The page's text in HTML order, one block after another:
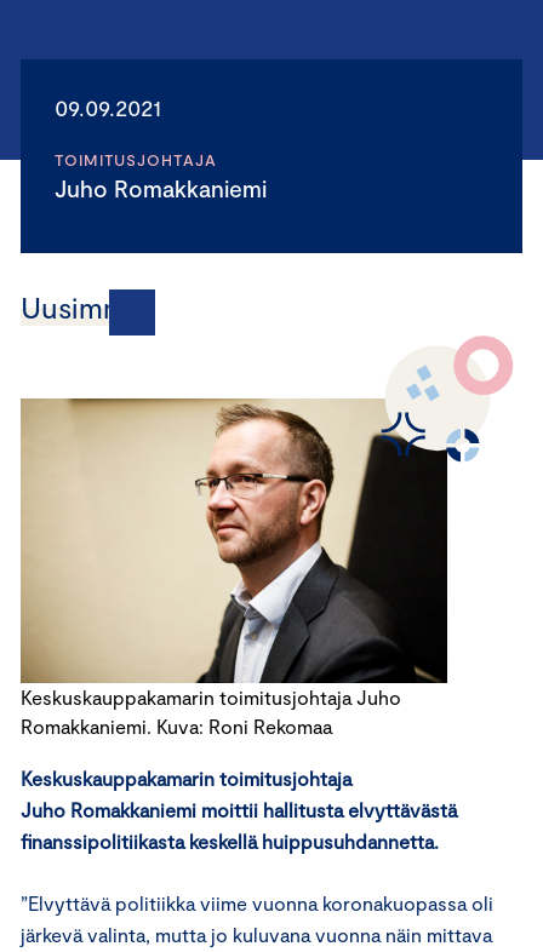
09.09.2021
TOIMITUSJOHTAJA
Juho Romakkaniemi
Uusimmat
Keskuskauppakamarin toimitusjohtaja Juho
Romakkaniemi. Kuva: Roni Rekomaa
Keskuskauppakamarin toimitusjohtaja
Juho Romakkaniemi moittii hallitusta elvyttävästä
finanssipolitiikasta keskellä huippusuhdannetta.
”Elvyttävä politiikka viime vuonna koronakuopassa oli
järkevä valinta, mutta jo kuluvana vuonna näin mittava